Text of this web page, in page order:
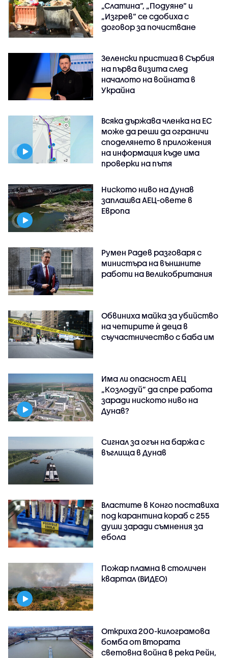
„Слатина“, „Подуяне“ и
„Изгрев“ се сдобиха с
договор за почистване
Зеленски пристига в Сърбия
на първа визита след
началото на войната в
Украйна
Всяка държава членка на ЕС
може да реши да ограничи
споделянето в приложения
на информация къде има
проверки на пътя
Ниското ниво на Дунав
заплашва АЕЦ-овете в
Европа
Румен Радев разговаря с
министъра на външните
работи на Великобритания
Обвиниха майка за убийство
на четирите ѝ деца в
съучастничество с баба им
Има ли опасност АЕЦ
„Козлодуй” да спре работа
заради ниското ниво на
Дунав?
Сигнал за огън на баржа с
въглища в Дунав
Властите в Конго поставиха
под карантина кораб с 255
души заради съмнения за
ебола
Пожар пламна в столичен
квартал (ВИДЕО)
Откриха 200-килограмова
бомба от Втората
световна война в река Рейн,